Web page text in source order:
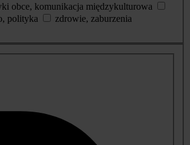
obce, komunikacja międzykulturowa
polityka
zdrowie, zaburzenia